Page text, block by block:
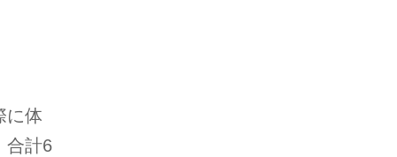
に体
合計6